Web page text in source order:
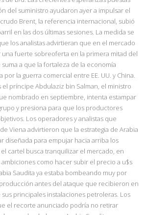
del suministro ayudaron ayer a impulsar el
Brent, la referencia internacional, subió
en las dos últimas sesiones. La medida se
los analistas advirtieran que en el mercado
fuerte sobreoferta en la primera mitad del
a que la fortaleza de la economía
por la guerra comercial entre EE. UU. y China.
el príncipe Abdulaziz bin Salman, el ministro
nombrado en septiembre, intenta estampar
y presiona para que los productores
Los operadores y analistas que
Viena advirtieron que la estrategia de Arabia
diseñada para empujar hacia arriba los
cartel busca tranquilizar el mercado, en
como hacer subir el precio a u$s
Saudita ya estaba bombeando muy por
antes del ataque que recibieron en
principales instalaciones petroleras. Los
el recorte anunciado podría no retirar